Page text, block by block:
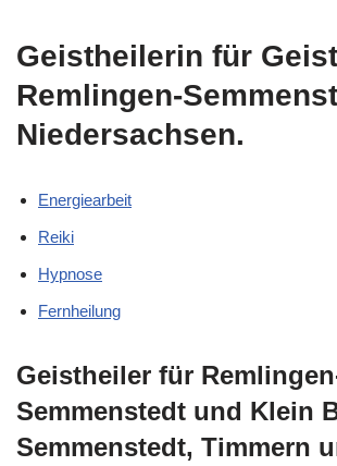
Geistheilerin für
Remlingen-
Niedersachsen.
Energiearbeit
Reiki
Hypnose
Fernheilung
Geistheiler für
Semmenstedt und Klein
Semmenstedt, Timmern